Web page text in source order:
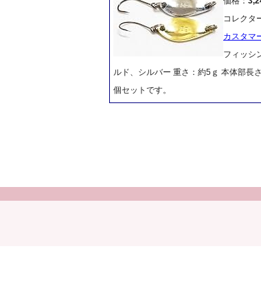
コレクタ
カスタマ
フィッシ
ルド、シルバー 重さ：約5ｇ 本体部長
個セットです。